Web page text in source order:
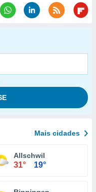
Mais cidades
Allschwil
31° 19°